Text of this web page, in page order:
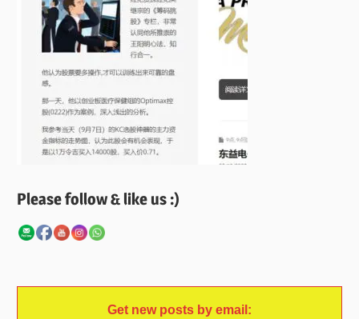
Please follow & like us :)
Get new posts by email: